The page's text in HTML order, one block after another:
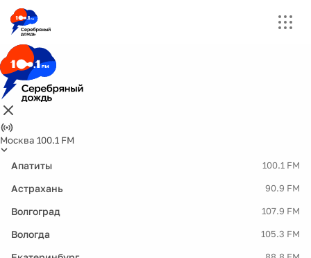
Москва 100.1 FM
Апатиты 100.1 FM
Астрахань 90.9 FM
Волгоград 107.9 FM
Вологда 105.3 FM